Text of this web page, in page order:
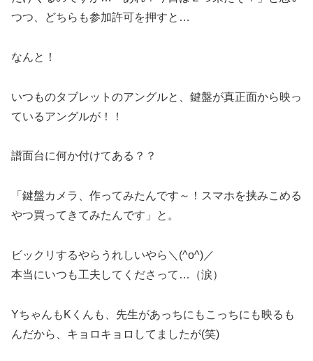
つつ、どちらも参加許可を押すと…
なんと！
いつものタブレットのアングルと、鍵盤が真正面から映っ
ているアングルが！！
譜面台に何か付けてある？？
「鍵盤カメラ、作ってみたんです～！スマホを挟みこめる
やつ買ってきてみたんです」と。
ビックリするやらうれしいやら＼(^o^)／
本当にいつも工夫してくださって…（涙）
YちゃんもKくんも、先生があっちにもこっちにも映るも
んだから、キョロキョロしてましたが(笑)